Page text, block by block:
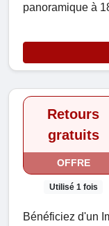
panoramique à
Retours
gratuits
OFFRE
Utilisé 1 fois
Bénéficiez d'un